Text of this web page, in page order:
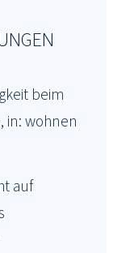
beim
in: wohnen
auf